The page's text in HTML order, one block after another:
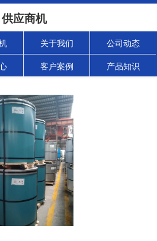
供应商机
关于我们 公司动态
客户案例 产品知识